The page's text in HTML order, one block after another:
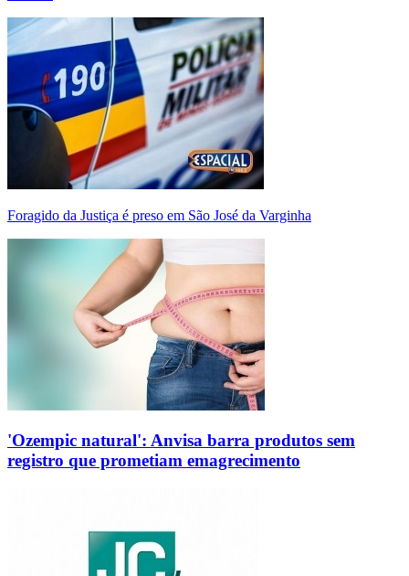
Foragido da Justiça é preso em São José da Varginha
'Ozempic natural': Anvisa barra produtos sem
registro que prometiam emagrecimento